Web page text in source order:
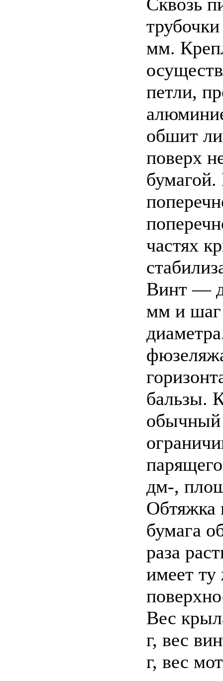
мм.
петли,
обшит
поверх
частях
Винт —
мм и
бальзы.
обычный
дм-,
Обтяжка
бумага
раза
имеет ту
Вес
г, вес
г, вес